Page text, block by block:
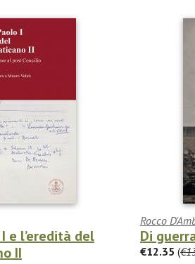
e l’eredità del
II
Rocco
Di
€12.35 (